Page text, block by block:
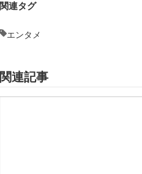
関連タグ
エンタメ
関連記事